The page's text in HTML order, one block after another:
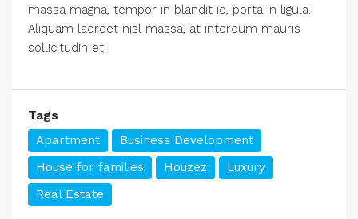
massa magna, tempor in blandit id, porta in ligula.
Aliquam laoreet nisl massa, at interdum mauris
sollicitudin et.
Tags
Apartment
Business Development
House for families
Houzez
Luxury
Real Estate